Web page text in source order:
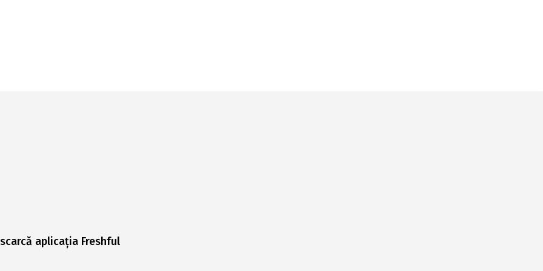
aplicația Freshful